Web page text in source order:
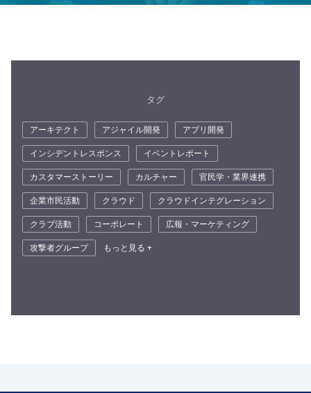
タグ
アーキテクト アジャイル開発
アプリ開発
インシデントレスポンス
イベントレポート
カスタマーストーリー
カルチャー
官民学・業界連携
企業市民活動
クラウド
クラウドインテグレーション
クラブ活動
コーポレート
広報・マーケティング
攻撃者グループ
もっと見る +